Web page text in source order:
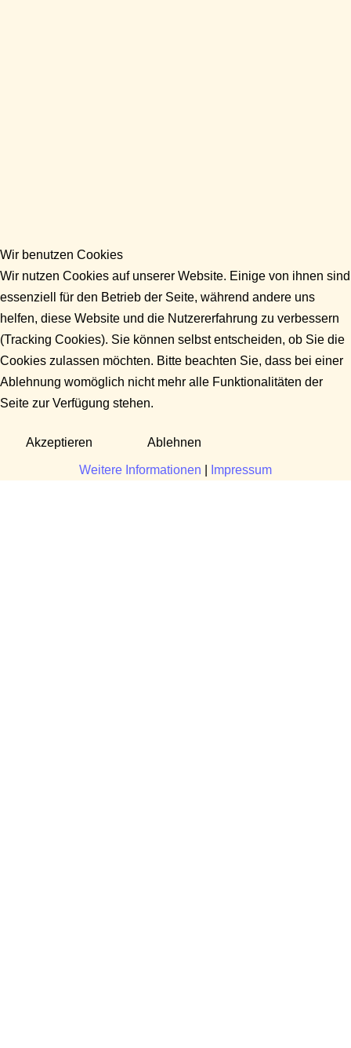
Wir benutzen Cookies
Wir nutzen Cookies auf unserer Website. Einige von ihnen sind
essenziell für den Betrieb der Seite, während andere uns
helfen, diese Website und die Nutzererfahrung zu verbessern
(Tracking Cookies). Sie können selbst entscheiden, ob Sie die
Cookies zulassen möchten. Bitte beachten Sie, dass bei einer
Ablehnung womöglich nicht mehr alle Funktionalitäten der
Seite zur Verfügung stehen.
Akzeptieren Ablehnen
Weitere Informationen Impressum